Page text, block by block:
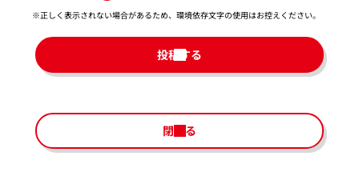
※正しく表示されない場合があるため、環境依存文字の使用はお控えください。​
投稿する
閉じる